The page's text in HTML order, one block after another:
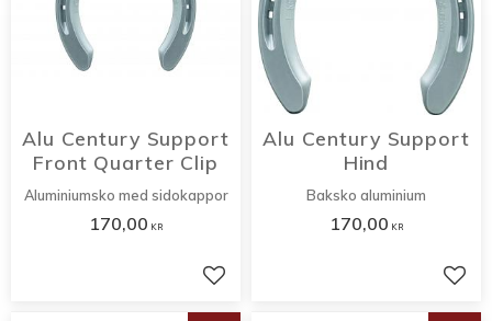
Alu Century Support
Front Quarter Clip
Aluminiumsko med sidokappor
170,00 KR
Lägg till i favoriter
Alu Century Support
Hind
Baksko aluminium
170,00 KR